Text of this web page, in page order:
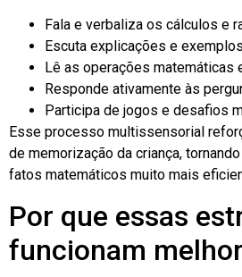
Fala e verbaliza os cálculos e
Escuta explicações e
Lê as operações matemáticas
Responde ativamente às
Participa de jogos e desafios
Esse processo multissensorial
de memorização da criança,
fatos matemáticos muito mais
Por que essas
funcionam